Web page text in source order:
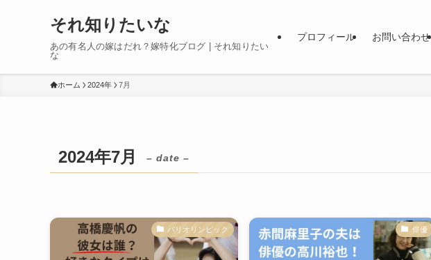
それ知りたいな
あの有名人の嫁はだれ？嫁特化ブログ | それ知りたい
な
プロフィール お問い合わせ
ホーム 2024年 7月
2024年7月 – date –
パリオリンピック 俳優